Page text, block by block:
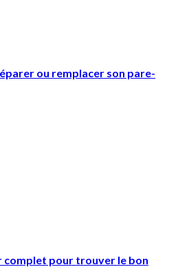
ou remplacer son pare-
complet pour trouver le bon